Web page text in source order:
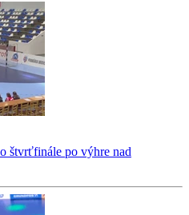
štvrťfinále po výhre nad